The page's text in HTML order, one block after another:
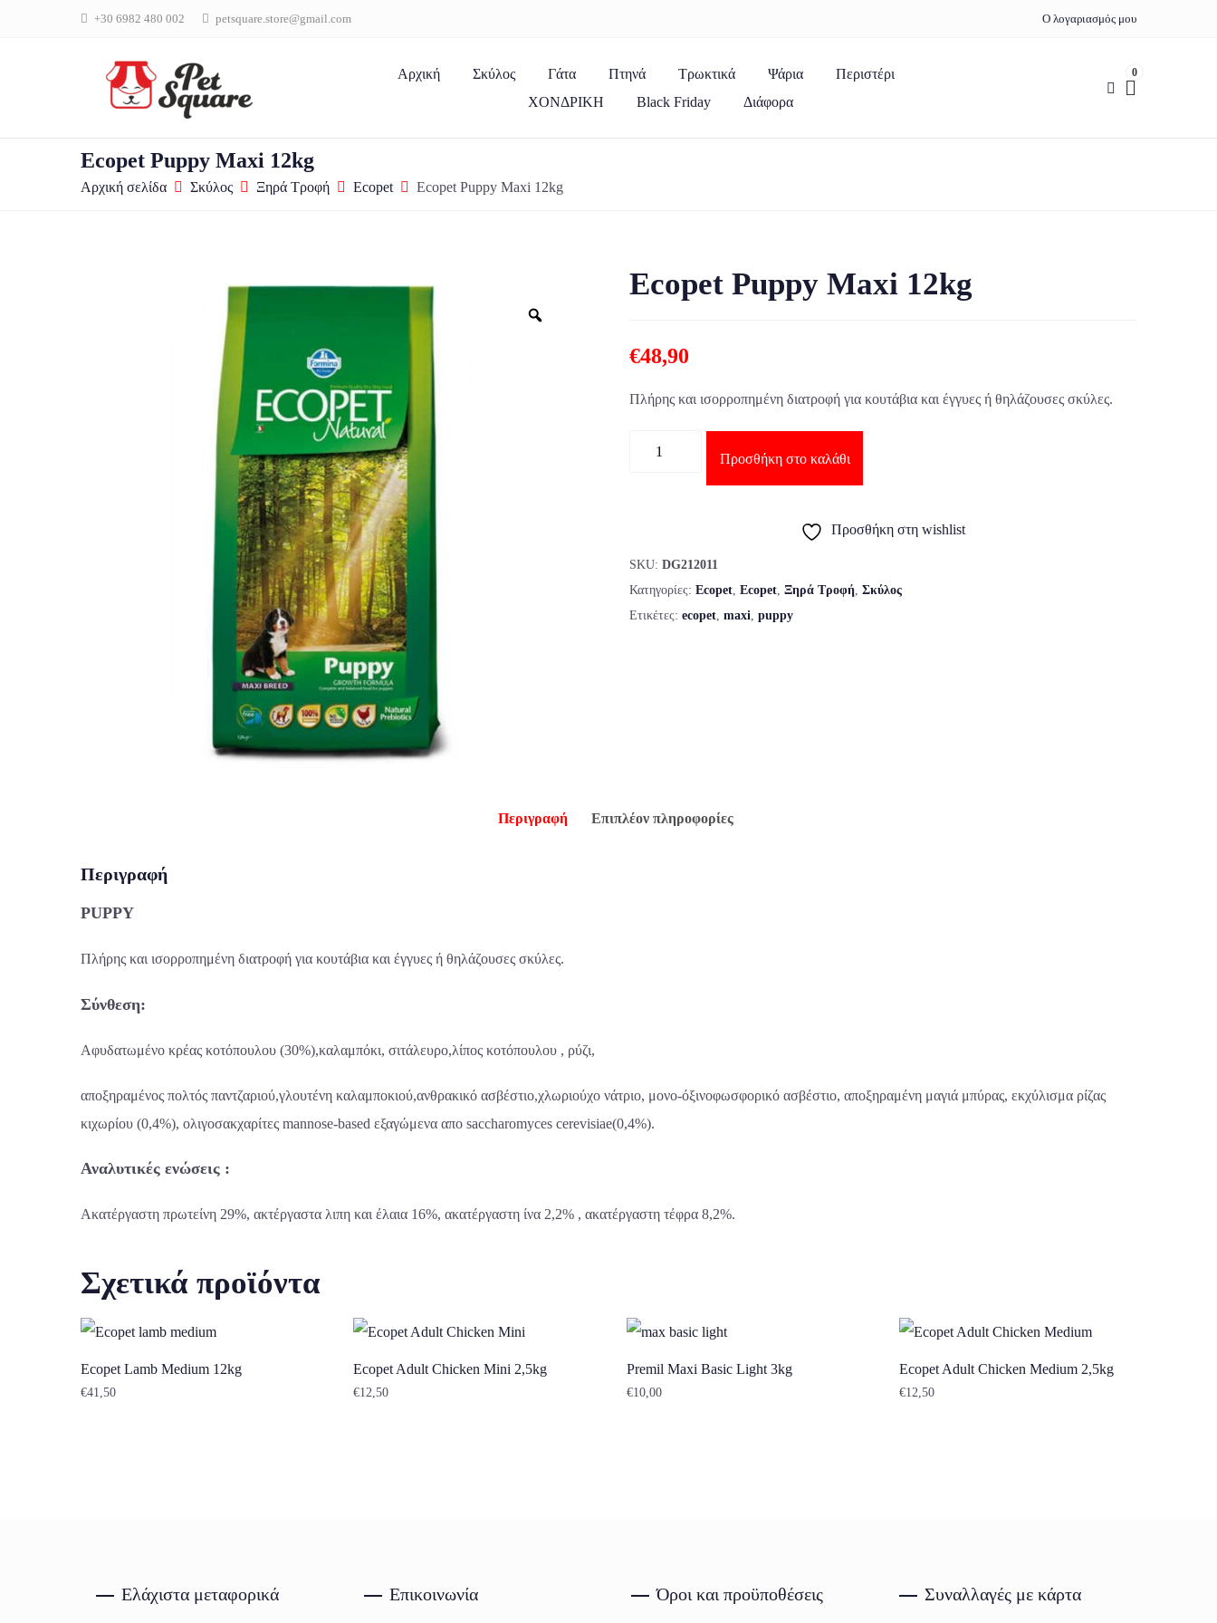
+30 6982 480 002 petsquare.store@gmail.com Ο λογαριασμός μου
Αρχική Σκύλος Γάτα Πτηνά Τρωκτικά Ψάρια
Περιστέρι
ΧΟΝΔΡΙΚΗ
Black Friday Διάφορα
0
Ecopet Puppy Maxi 12kg
Αρχική σελίδα Σκύλος Ξηρά Τροφή Ecopet Ecopet Puppy Maxi 12kg
Ecopet Puppy Maxi 12kg
€48,90
Πλήρης και ισορροπημένη διατροφή για κουτάβια και έγγυες ή θηλάζουσες σκύλες.
Ποσότητα
Προσθήκη στο καλάθι
Προσθήκη στη wishlist
SKU:DG212011
Κατηγορίες:Ecopet,Ecopet,Ξηρά Τροφή,Σκύλος
Ετικέτες:ecopet,maxi,puppy
Περιγραφή Επιπλέον πληροφορίες
Περιγραφή
PUPPY
Πλήρης και ισορροπημένη διατροφή για κουτάβια και έγγυες ή θηλάζουσες σκύλες.
Σύνθεση:
Αφυδατωμένο κρέας κοτόπουλου (30%),καλαμπόκι, σιτάλευρο,λίπος κοτόπουλου , ρύζι,
αποξηραμένος πολτός παντζαριού,γλουτένη καλαμποκιού,ανθρακικό ασβέστιο,χλωριούχο νάτριο, μονο-όξινοφωσφορικό ασβέστιο, αποξηραμένη μαγιά μπύρας, εκχύλισμα ρίζας
κιχωρίου (0,4%), ολιγοσακχαρίτες mannose-based εξαγώμενα απο saccharomyces cerevisiae(0,4%).
Αναλυτικές ενώσεις :
Ακατέργαστη πρωτείνη 29%, ακτέργαστα λιπη και έλαια 16%, ακατέργαστη ίνα 2,2% , ακατέργαστη τέφρα 8,2%.
Σχετικά προϊόντα
Ecopet Lamb Medium 12kg
€41,50
Ecopet Adult Chicken Mini 2,5kg
€12,50
Premil Maxi Basic Light 3kg
€10,00
Ecopet Adult Chicken Medium 2,5kg
€12,50
Ελάχιστα μεταφορικά Επικοινωνία Όροι και προϋποθέσεις Συναλλαγές με κάρτα